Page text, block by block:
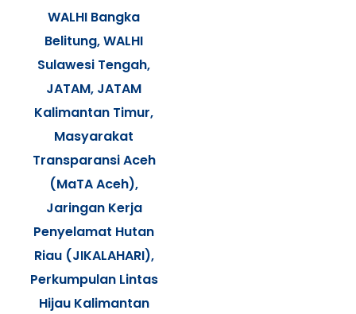
WALHI Bangka
Belitung, WALHI
Sulawesi Tengah,
JATAM, JATAM
Kalimantan Timur,
Masyarakat
Transparansi Aceh
(MaTA Aceh),
Jaringan Kerja
Penyelamat Hutan
Riau (JIKALAHARI),
Perkumpulan Lintas
Hijau Kalimantan